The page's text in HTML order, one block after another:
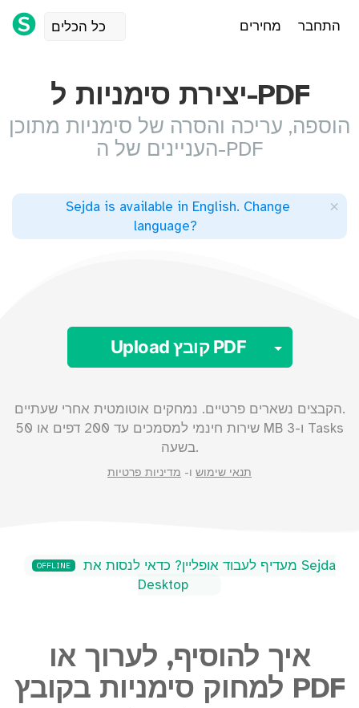
כל הכלים מחירים התחבר
יצירת סימניות ל-PDF
הוספה, עריכה והסרה של סימניות מתוכן
העניינים של ה-PDF
Sejda is available in English. Change
language?
×
Upload קובץ PDF Toggle
הקבצים נשארים פרטיים. נמחקים אוטומטית אחרי שעתיים.
שירות חינמי למסמכים עד 200 דפים או 50
MB ו-3 Tasks
בשעה.
תנאי שימוש ו- מדיניות פרטיות
OFFLINE
Desktop
איך להוסיף, לערוך או
למחוק סימניות בקובץ PDF